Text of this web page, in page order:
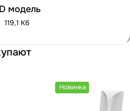
модель
119,1 Кб
Новинка